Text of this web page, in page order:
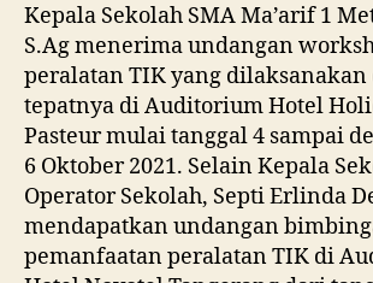
Kepala Sekolah SMA Ma’arif 1
S.Ag menerima undangan
peralatan TIK yang
tepatnya di Auditorium Hotel
Pasteur mulai tanggal 4 sampai
6 Oktober 2021. Selain Kepala
Operator Sekolah, Septi Erlinda
mendapatkan undangan
pemanfaatan peralatan TIK di